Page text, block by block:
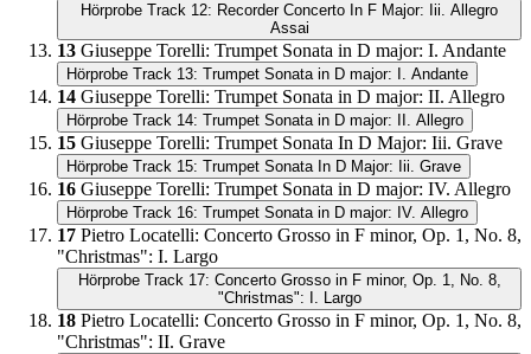
Hörprobe Track 12: Recorder Concerto In F Major: Iii. Allegro
Assai
13 Giuseppe Torelli: Trumpet Sonata in D major: I. Andante
Hörprobe Track 13: Trumpet Sonata in D major: I. Andante
14 Giuseppe Torelli: Trumpet Sonata in D major: II. Allegro
Hörprobe Track 14: Trumpet Sonata in D major: II. Allegro
15 Giuseppe Torelli: Trumpet Sonata In D Major: Iii. Grave
Hörprobe Track 15: Trumpet Sonata In D Major: Iii. Grave
16 Giuseppe Torelli: Trumpet Sonata in D major: IV. Allegro
Hörprobe Track 16: Trumpet Sonata in D major: IV. Allegro
17 Pietro Locatelli: Concerto Grosso in F minor, Op. 1, No. 8,
"Christmas": I. Largo
Hörprobe Track 17: Concerto Grosso in F minor, Op. 1, No. 8,
"Christmas": I. Largo
18 Pietro Locatelli: Concerto Grosso in F minor, Op. 1, No. 8,
"Christmas": II. Grave